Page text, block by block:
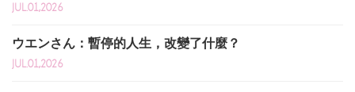
JUL.01,2026
ウエンさん：暫停的人生，改變了什麼？
JUL.01,2026